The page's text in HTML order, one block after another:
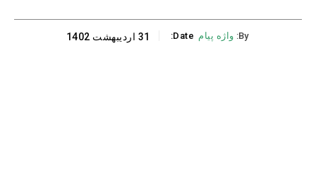
By: واژه پیام Date: 31 اردیبهشت 1402